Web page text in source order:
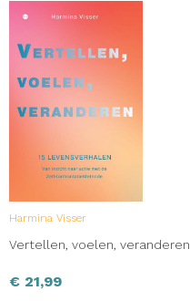
Harmina Visser
Vertellen, voelen, veranderen
€ 21,99